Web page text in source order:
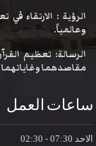
الرؤية : الارتقاء في
وعالمياً.
الرسالة: تعظيم
مقاصدهما وغاياتهما
ساعات العمل
الاحد